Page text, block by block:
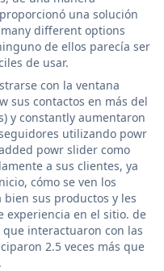
una solución
different options
de ellos parecía ser
de usar.
con la ventana
sus contactos en más del
y constantly aumentaron
utilizando powr
powr slider como
a sus clientes, ya
cómo se ven los
sus productos y les
experiencia en el sitio. de
interactuaron con las
2.5 veces más que